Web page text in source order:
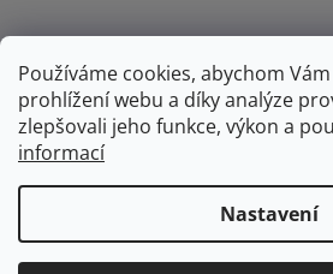
Používáme cookies, abychom
prohlížení webu a díky analýze
zlepšovali jeho funkce, výkon a
informací
Nastavení